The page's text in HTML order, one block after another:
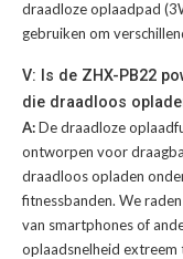
draadloze oplaadpad
gebruiken om
V: Is de ZHX-PB22
die draadloos
A:De draadloze
ontworpen voor
draadloos opladen
fitnessbanden. We
van smartphones of
oplaadsnelheid extreem